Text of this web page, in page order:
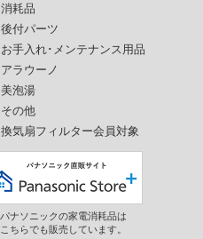
消耗品
後付パーツ
お手入れ･メンテナンス用品
アラウーノ
美泡湯
その他
換気扇フィルター会員対象
パナソニックの家電消耗品は
こちらでも販売しています。